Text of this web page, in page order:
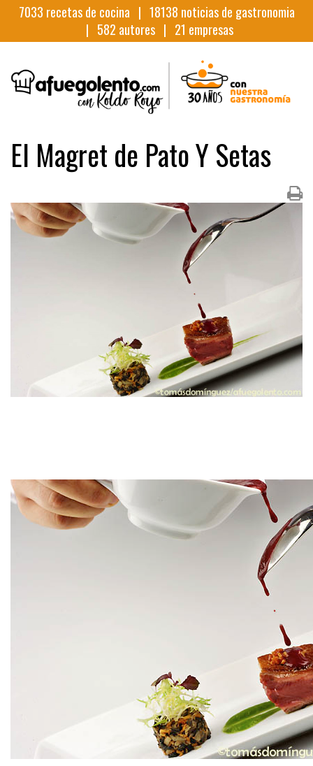
7033 recetas de cocina | 18138 noticias de gastronomia
| 582 autores | 21 empresas
El Magret de Pato Y Setas